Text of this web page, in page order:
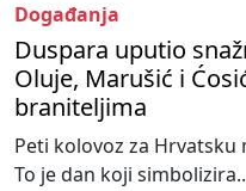
Događanja
Duspara uputio
Oluje, Marušić i
braniteljima
Peti kolovoz za
To je dan koji